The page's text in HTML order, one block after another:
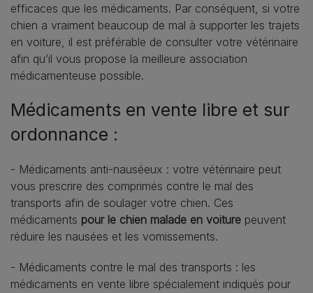
efficaces que les médicaments. Par conséquent, si votre
chien a vraiment beaucoup de mal à supporter les trajets
en voiture, il est préférable de consulter votre vétérinaire
afin qu’il vous propose la meilleure association
médicamenteuse possible.
Médicaments en vente libre et sur
ordonnance :
- Médicaments anti-nauséeux : votre vétérinaire peut
vous prescrire des comprimés contre le mal des
transports afin de soulager votre chien. Ces
médicaments pour le chien malade en voiture peuvent
réduire les nausées et les vomissements.
- Médicaments contre le mal des transports : les
médicaments en vente libre spécialement indiqués pour